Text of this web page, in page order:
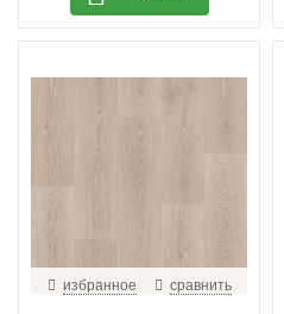
избранное сравнить